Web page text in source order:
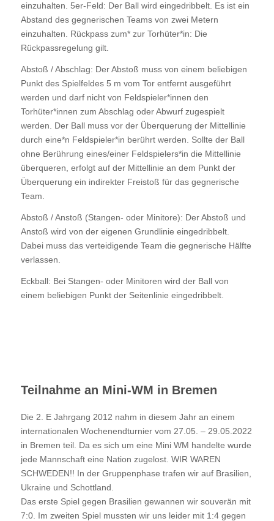
einzuhalten. 5er-Feld: Der Ball wird eingedribbelt. Es ist ein
Abstand des gegnerischen Teams von zwei Metern
einzuhalten. Rückpass zum* zur Torhüter*in: Die
Rückpassregelung gilt.
Abstoß / Abschlag: Der Abstoß muss von einem beliebigen
Punkt des Spielfeldes 5 m vom Tor entfernt ausgeführt
werden und darf nicht von Feldspieler*innen den
Torhüter*innen zum Abschlag oder Abwurf zugespielt
werden. Der Ball muss vor der Überquerung der Mittellinie
durch eine*n Feldspieler*in berührt werden. Sollte der Ball
ohne Berührung eines/einer Feldspielers*in die Mittellinie
überqueren, erfolgt auf der Mittellinie an dem Punkt der
Überquerung ein indirekter Freistoß für das gegnerische
Team.
Abstoß / Anstoß (Stangen- oder Minitore): Der Abstoß und
Anstoß wird von der eigenen Grundlinie eingedribbelt.
Dabei muss das verteidigende Team die gegnerische Hälfte
verlassen.
Eckball: Bei Stangen- oder Minitoren wird der Ball von
einem beliebigen Punkt der Seitenlinie eingedribbelt.
Teilnahme an Mini-WM in Bremen
Die 2. E Jahrgang 2012 nahm in diesem Jahr an einem
internationalen Wochenendturnier vom 27.05. – 29.05.2022
in Bremen teil. Da es sich um eine Mini WM handelte wurde
jede Mannschaft eine Nation zugelost. WIR WAREN
SCHWEDEN!! In der Gruppenphase trafen wir auf Brasilien,
Ukraine und Schottland.
Das erste Spiel gegen Brasilien gewannen wir souverän mit
7:0. Im zweiten Spiel mussten wir uns leider mit 1:4 gegen